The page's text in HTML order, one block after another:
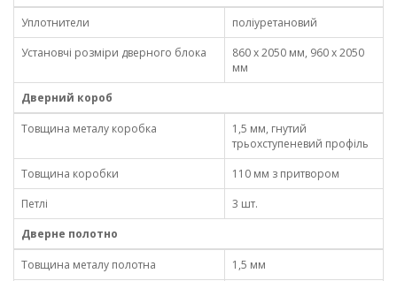
Уплотнители
поліуретановий
Установчі розміри дверного блока
860 x 2050 мм, 960 x 2050
мм
Дверний короб
Товщина металу коробка
1,5 мм, гнутий
трьохступеневий профіль
Товщина коробки
110 мм з притвором
Петлі
3 шт.
Дверне полотно
Товщина металу полотна
1,5 мм